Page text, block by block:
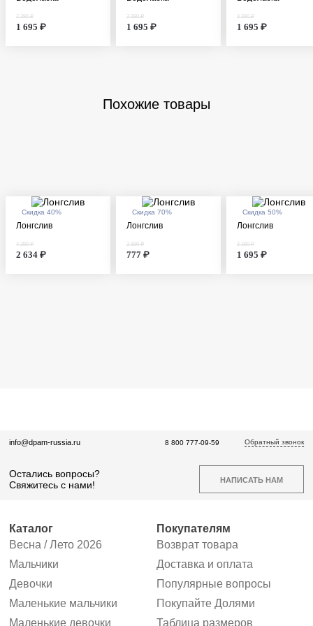
3 390 ₽
1 695 ₽
3 390 ₽
1 695 ₽
3 390 ₽
1 695 ₽
Похожие товары
Скидка 40%
Лонгслив
4 390 ₽
2 634 ₽
Скидка 70%
Лонгслив
2 590 ₽
777 ₽
Скидка 50%
Лонгслив
3 390 ₽
1 695 ₽
info@dpam-russia.ru
Остались вопросы?
Свяжитесь с нами!
НАПИСАТЬ НАМ
8 800 777-09-59 Обратный звонок
Каталог
Весна / Лето 2026
Мальчики
Девочки
Маленькие мальчики
Маленькие девочки
Покупателям
Возврат товара
Доставка и оплата
Популярные вопросы
Покупайте Долями
Таблица размеров